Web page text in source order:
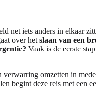
net iets anders in elkaar
over het slaan van een
Vaak is de eerste
omzetten in
begint deze reis met een